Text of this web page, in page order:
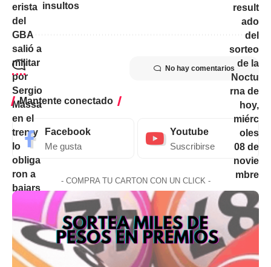
insultos
No hay comentarios
Mantente conectado
Facebook
Me gusta
Youtube
Suscribirse
- COMPRA TU CARTON CON UN CLICK -